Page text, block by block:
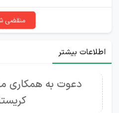
منقضی
اطلاعات بیشتر
دعوت به همکاری